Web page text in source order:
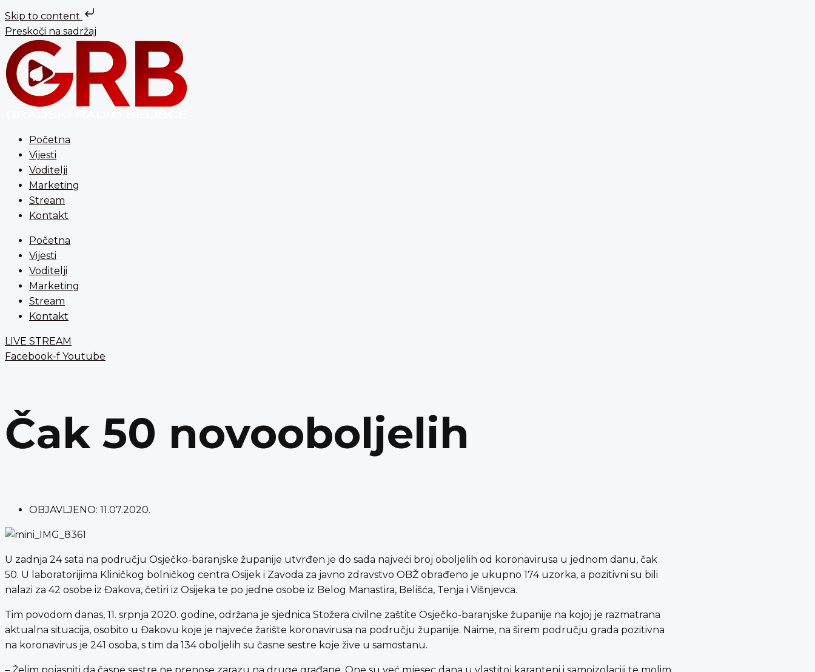
Skip to content
Preskoči na sadržaj
Početna
Vijesti
Voditelji
Marketing
Stream
Kontakt
Početna
Vijesti
Voditelji
Marketing
Stream
Kontakt
LIVE STREAM
Facebook-f Youtube
Čak 50 novooboljelih
OBJAVLJENO: 11.07.2020.
U zadnja 24 sata na području Osječko-baranjske županije utvrđen je do sada najveći broj oboljelih od koronavirusa u jednom danu, čak
50. U laboratorijima Kliničkog bolničkog centra Osijek i Zavoda za javno zdravstvo OBŽ obrađeno je ukupno 174 uzorka, a pozitivni su bili
nalazi za 42 osobe iz Đakova, četiri iz Osijeka te po jedne osobe iz Belog Manastira, Belišća, Tenja i Višnjevca.
Tim povodom danas, 11. srpnja 2020. godine, održana je sjednica Stožera civilne zaštite Osječko-baranjske županije na kojoj je razmatrana
aktualna situacija, osobito u Đakovu koje je najveće žarište koronavirusa na području županije. Naime, na širem području grada pozitivna
na koronavirus je 241 osoba, s tim da 134 oboljelih su časne sestre koje žive u samostanu.